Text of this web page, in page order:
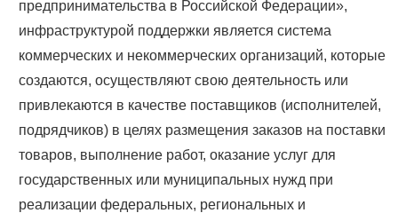
предпринимательства в Российской Федерации»,
инфраструктурой поддержки является система
коммерческих и некоммерческих организаций, которые
создаются, осуществляют свою деятельность или
привлекаются в качестве поставщиков (исполнителей,
подрядчиков) в целях размещения заказов на поставки
товаров, выполнение работ, оказание услуг для
государственных или муниципальных нужд при
реализации федеральных, региональных и